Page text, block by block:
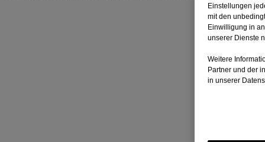
Einstellungen
mit den
Einwilligung in
unserer Dienste
Weitere
Partner und der
in unserer